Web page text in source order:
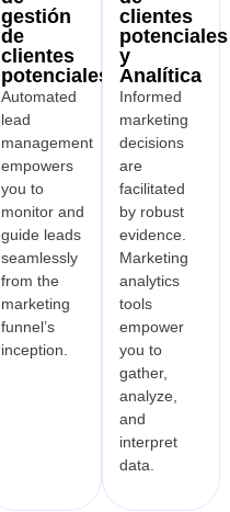
gestión
de
clientes
potenciales
Automated
lead
management
empowers
you to
monitor and
guide leads
seamlessly
from the
marketing
funnel’s
inception.
clientes
potenciales
y
Analítica
Informed
marketing
decisions
are
facilitated
by robust
evidence.
Marketing
analytics
tools
empower
you to
gather,
analyze,
and
interpret
data.